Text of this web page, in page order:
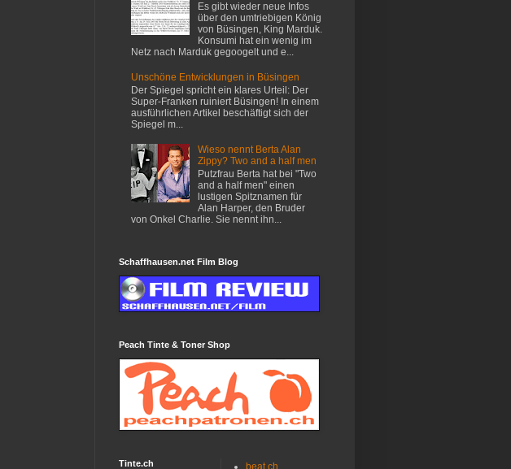
Es gibt wieder neue Infos
über den umtriebigen König
von Büsingen, King Marduk.
Konsumi hat ein wenig im
Netz nach Marduk gegoogelt und e...
Unschöne Entwicklungen in Büsingen
Der Spiegel spricht ein klares Urteil: Der
Super-Franken ruiniert Büsingen! In einem
ausführlichen Artikel beschäftigt sich der
Spiegel m...
Wieso nennt Berta Alan
Zippy? Two and a half men
Putzfrau Berta hat bei "Two
and a half men" einen
lustigen Spitznamen für
Alan Harper, den Bruder
von Onkel Charlie. Sie nennt ihn...
Schaffhausen.net Film Blog
Peach Tinte & Toner Shop
Tinte.ch beat.ch